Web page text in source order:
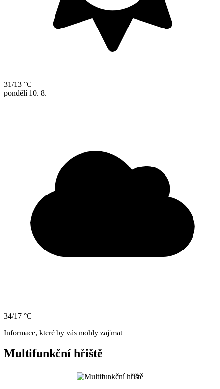
31/13 °C
pondělí 10. 8.
34/17 °C
Informace, které by vás mohly zajímat
Multifunkční hřiště